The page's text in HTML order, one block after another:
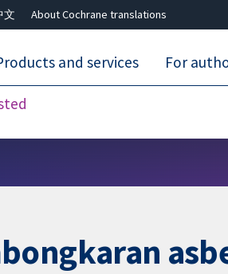
文 About Cochrane translations
and services For